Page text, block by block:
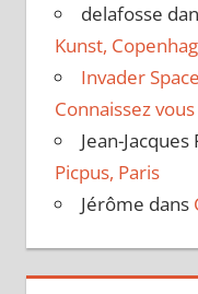
delafosse
Kunst,
Invader
Connaissez
Jean-
Picpus, Paris
Jérôme dans